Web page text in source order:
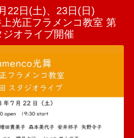
22日(土)、23日(日)
光正フラメンコ教室 第
オライブ開催